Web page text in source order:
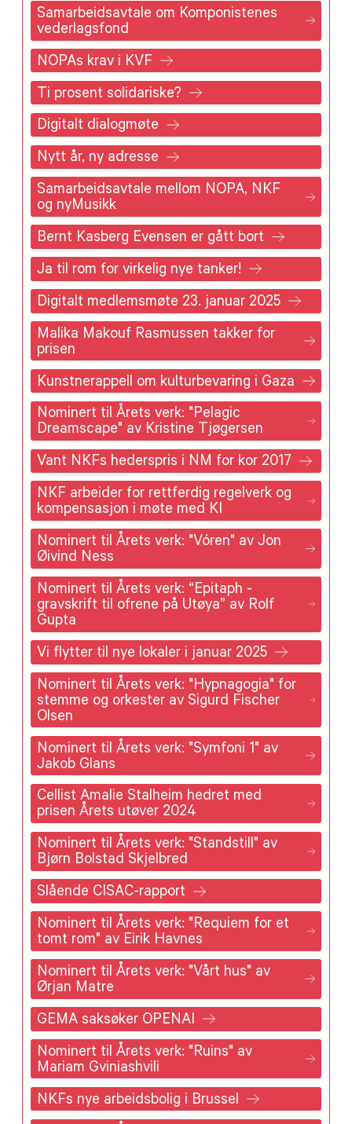
Samarbeidsavtale om Komponistenes
vederlagsfond
NOPAs krav i KVF
Ti prosent solidariske?
Digitalt dialogmøte
Nytt år, ny adresse
Samarbeidsavtale mellom NOPA, NKF
og nyMusikk
Bernt Kasberg Evensen er gått bort
Ja til rom for virkelig nye tanker!
Digitalt medlemsmøte 23. januar 2025
Malika Makouf Rasmussen takker for
prisen
Kunstnerappell om kulturbevaring i Gaza
Nominert til Årets verk: "Pelagic
Dreamscape" av Kristine Tjøgersen
Vant NKFs hederspris i NM for kor 2017
NKF arbeider for rettferdig regelverk og
kompensasjon i møte med KI
Nominert til Årets verk: "Vóren" av Jon
Øivind Ness
Nominert til Årets verk: “Epitaph -
gravskrift til ofrene på Utøya” av Rolf
Gupta
Vi flytter til nye lokaler i januar 2025
Nominert til Årets verk: "Hypnagogia" for
stemme og orkester av Sigurd Fischer
Olsen
Nominert til Årets verk: "Symfoni 1" av
Jakob Glans
Cellist Amalie Stalheim hedret med
prisen Årets utøver 2024
Nominert til Årets verk: "Standstill" av
Bjørn Bolstad Skjelbred
Slående CISAC-rapport
Nominert til Årets verk: "Requiem for et
tomt rom" av Eirik Havnes
Nominert til Årets verk: "Vårt hus" av
Ørjan Matre
GEMA saksøker OPENAI
Nominert til Årets verk: "Ruins" av
Mariam Gviniashvili
NKFs nye arbeidsbolig i Brussel